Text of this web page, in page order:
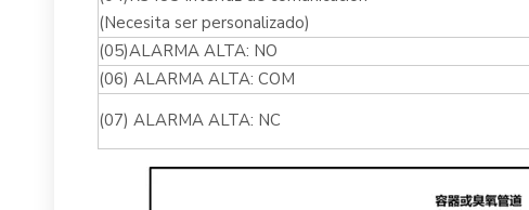
(Necesita ser personalizado)
(05)ALARMA ALTA: NO
(06) ALARMA ALTA: COM
(07) ALARMA ALTA: NC